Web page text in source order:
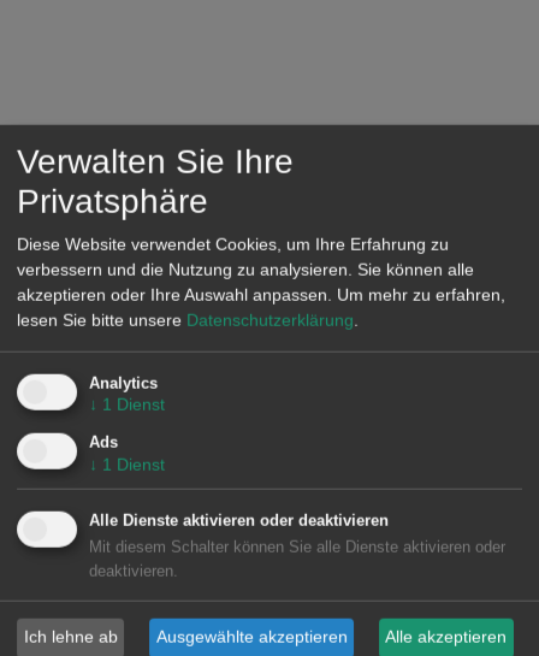
Entrevista de El Periódico de
la Energía a Antonio Delgado
Rigal, Doctor en Inteligencia
Artificial y CEO de AleaSoft
Energy Forecasting
Entrevista de Ramón Roca, director de El Periódico de
la Energía, a Antonio Delgado Rigal, Doctor en...
Ver más>>
Verwalten Sie Ihre
Privatsphäre
Diese Website verwendet Cookies, um Ihre Erfahrung zu
verbessern und die Nutzung zu analysieren. Sie können alle
akzeptieren oder Ihre Auswahl anpassen. Um mehr zu erfahren,
lesen Sie bitte unsere Datenschutzerklärung.
Analytics
↓ 1 Dienst
Ads
↓ 1 Dienst
Alle Dienste aktivieren oder deaktivieren
Mit diesem Schalter können Sie alle Dienste aktivieren oder
deaktivieren.
Ich lehne ab Ausgewählte akzeptieren Alle akzeptieren